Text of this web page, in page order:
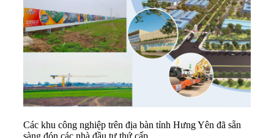
Các khu công nghiệp trên địa bàn tỉnh Hưng Yên đã sẵn